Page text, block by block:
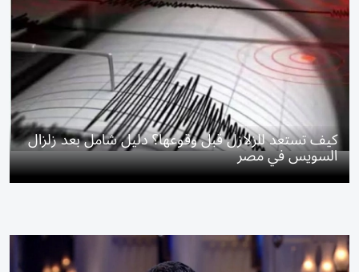
كيف تستعد للزلازل قبل وقوعها؟ دليل شامل بعد زلزال
السويس في مصر